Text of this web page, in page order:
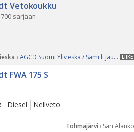
Vetokoukku
sarjaan
LIIKE
›AGCO Suomi Ylivieska / Samuli Jauhiainen
FWA 175 S
Diesel Neliveto
Tohmajärvi › Sari Alanko